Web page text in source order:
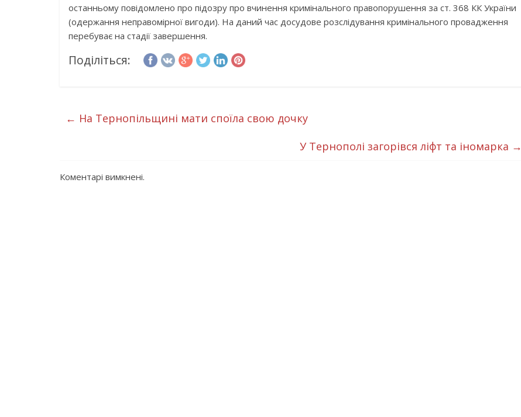
останньому повідомлено про підозру про вчинення кримінального правопорушення за ст. 368 КК України
(одержання неправомірної вигоди). На даний час досудове розслідування кримінального провадження
перебуває на стадії завершення.
Поділіться:
← На Тернопільщині мати споїла свою дочку
У Тернополі загорівся ліфт та іномарка →
Коментарі вимкнені.